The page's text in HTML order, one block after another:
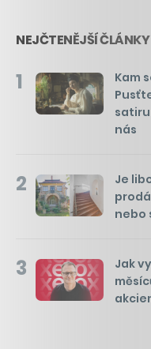
NEJČTENĚJŠÍ ČLÁNKY
1
Kam
satiru
nás
2
Je
nebo
3
Jak